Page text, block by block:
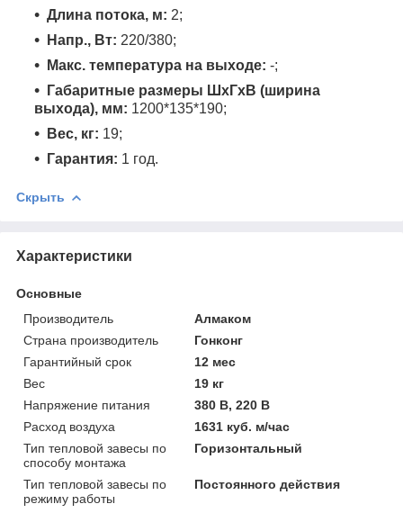
Длина потока, м: 2;
Напр., Вт: 220/380;
Макс. температура на выходе: -;
Габаритные размеры ШхГхВ (ширина
выхода), мм: 1200*135*190;
Вес, кг: 19;
Гарантия: 1 год.
Скрыть
Характеристики
Основные
Производитель
Алмаком
Страна производитель
Гонконг
Гарантийный срок
12 мес
Вес
19 кг
Напряжение питания
380 В, 220 В
Расход воздуха
1631 куб. м/час
Тип тепловой завесы по
способу монтажа
Горизонтальный
Тип тепловой завесы по
режиму работы
Постоянного действия